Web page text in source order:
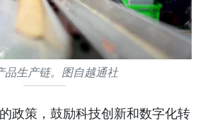
品生产链。图自越通社
政策，鼓励科技创新和数字化转